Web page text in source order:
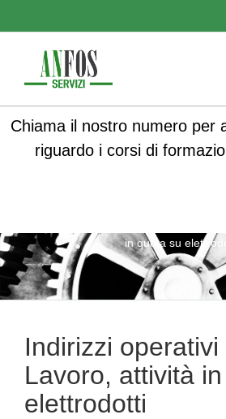
Chiama il nostro numero per
riguardo i corsi di
in quota su
Indirizzi
Lavoro, attività
elettrodotti